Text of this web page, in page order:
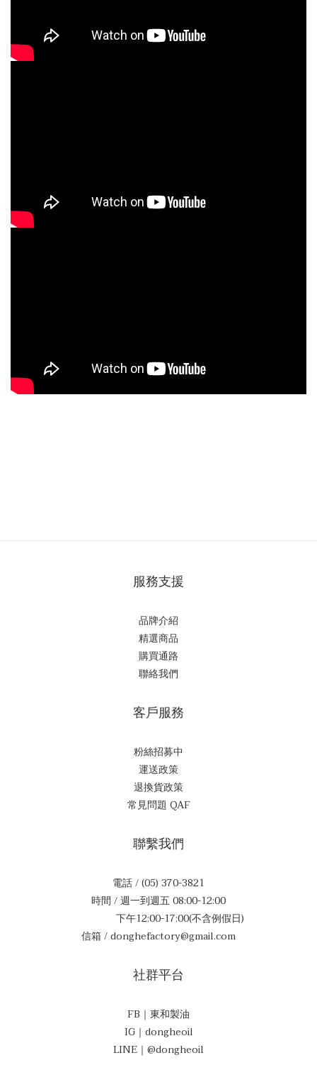
服務支援
品牌介紹
精選商品
購買通路
聯絡我們
客戶服務
粉絲招募中
運送政策
退換貨政策
常見問題 QAF
聯繫我們
電話 / (05) 370-3821
時間 / 週一到週五 08:00-12:00
下午12:00-17:00(不含例假日)
信箱 / donghefactory@gmail.com
社群平台
FB｜東和製油
IG｜dongheoil
LINE｜@dongheoil